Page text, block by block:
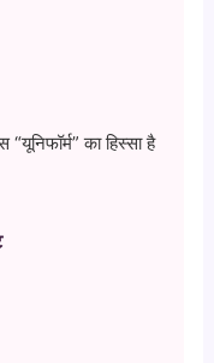
का हिस्सा है